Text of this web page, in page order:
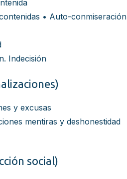
• Auto-conmiseración
Indecisión
y excusas
mentiras y deshonestidad
social)